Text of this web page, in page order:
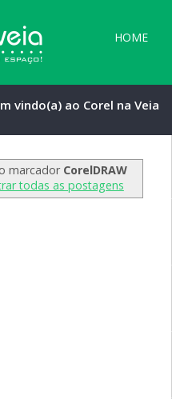
HOME
vindo(a) ao Corel na Veia
marcador CorelDRAW
todas as postagens